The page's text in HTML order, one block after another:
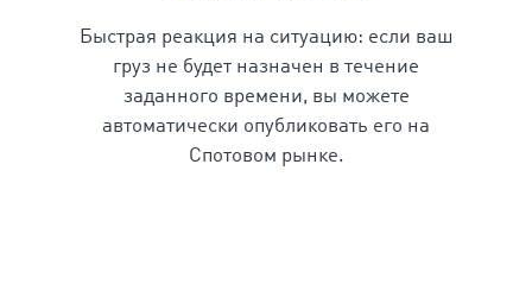
Быстрая реакция на ситуацию: если ваш
груз не будет назначен в течение
заданного времени, вы можете
автоматически опубликовать его на
Спотовом рынке.